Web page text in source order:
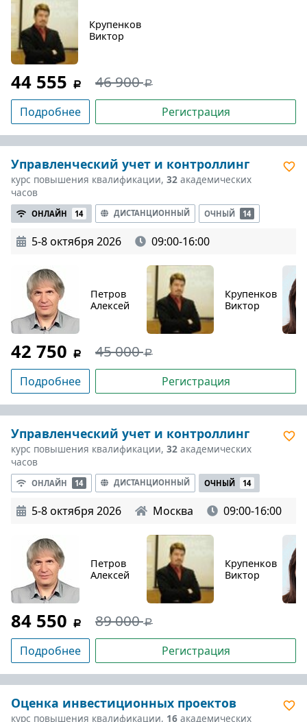
Крупенков
Виктор
44 555 46 900
Подробнее Регистрация
Управленческий учет и контроллинг
курс повышения квалификации, 32 академических
часов
ОНЛАЙН 14 ДИСТАНЦИОННЫЙ ОЧНЫЙ 14
5-8 октября 2026 09:00-16:00
Петров
Алексей
Крупенков
Виктор
42 750 45 000
Подробнее Регистрация
Управленческий учет и контроллинг
курс повышения квалификации, 32 академических
часов
ОНЛАЙН 14 ДИСТАНЦИОННЫЙ ОЧНЫЙ 14
5-8 октября 2026 Москва 09:00-16:00
Петров
Алексей
Крупенков
Виктор
84 550 89 000
Подробнее Регистрация
Оценка инвестиционных проектов
курс повышения квалификации, 16 академических